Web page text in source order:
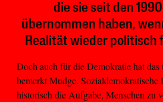
die sie seit den
übernommen haben,
Realität wieder politisch
Doch auch für die Demokratie hat das
bemerkt Mudge. Sozialdemokratische
historisch die Aufgabe, Menschen zu